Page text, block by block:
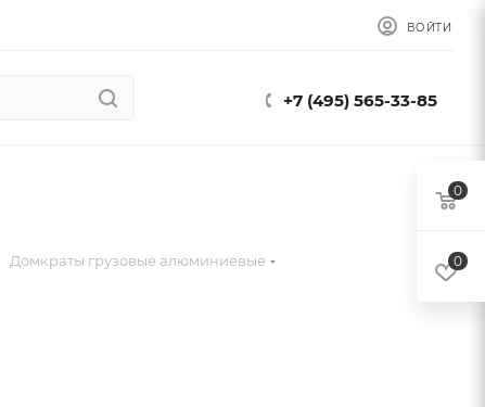
ВОЙТИ
+7 (495) 565-33-85
Домкраты грузовые алюминиевые
0
0